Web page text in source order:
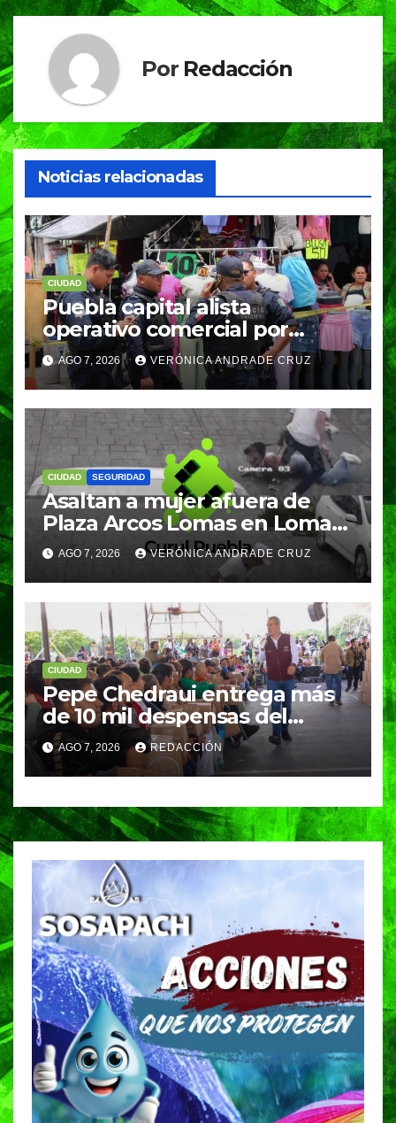
Por Redacción
Noticias relacionadas
CIUDAD
Puebla capital alista
operativo comercial por
fiestas patrias y regreso a
clases
AGO 7, 2026 VERÓNICA ANDRADE CRUZ
CIUDAD SEGURIDAD
Asaltan a mujer afuera de
Plaza Arcos Lomas en Lomas
de Angelópolis; delincuentes
huyeron en auto
AGO 7, 2026 VERÓNICA ANDRADE CRUZ
CIUDAD
Pepe Chedraui entrega más
de 10 mil despensas del
programa “Alimentación
Imparable” en la Laguna de
Chapulco
AGO 7, 2026 REDACCIÓN